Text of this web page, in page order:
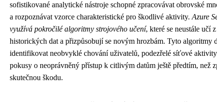
sofistikované analytické nástroje schopné zpracovávat obrovské
a rozpoznávat vzorce charakteristické pro škodlivé aktivity. Azure
využívá pokročilé algoritmy strojového učení, které se neustále učí z
historických dat a přizpůsobují se novým hrozbám. Tyto algoritmy
identifikovat neobvyklé chování uživatelů, podezřelé síťové
pokusy o neoprávněný přístup k citlivým datům ještě předtím, než
skutečnou škodu.